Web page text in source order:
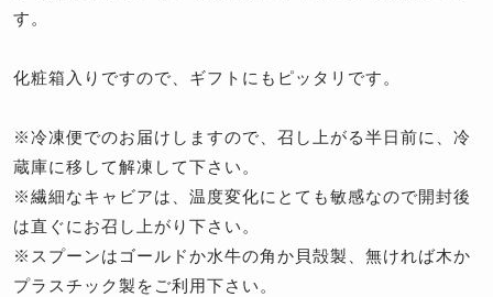
す。
化粧箱入りですので、ギフトにもピッタリです。
※冷凍便でのお届けしますので、召し上がる半日前に、冷
蔵庫に移して解凍して下さい。
※繊細なキャビアは、温度変化にとても敏感なので開封後
は直ぐにお召し上がり下さい。
※スプーンはゴールドか水牛の角か貝殻製、無ければ木か
プラスチック製をご利用下さい。